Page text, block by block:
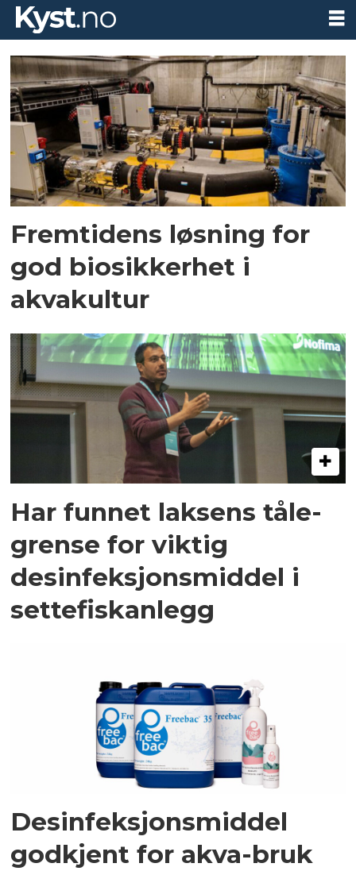
Tag:
desinfeksjon
Fremtidens løsning for
god biosikkerhet i
akvakultur
Har funnet laksens tåle­
grense for viktig
desinfeksjons­middel i
settefisk­anlegg
Desinfeksjonsmiddel
godkjent for akva-bruk